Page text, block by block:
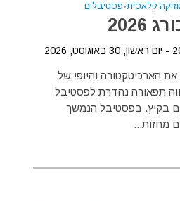
קלאסית•פסטיבלים
הארכיטקטורה והיופי של
תפאורה נהדרת לפסטיבל
בקיץ. בפסטיבל הנמשך
מחזות...